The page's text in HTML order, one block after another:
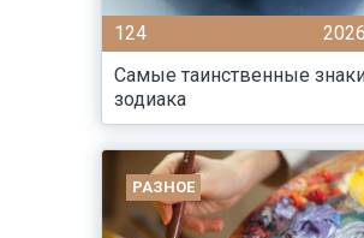
124
Самые таинственные
зодиака
РАЗНОЕ